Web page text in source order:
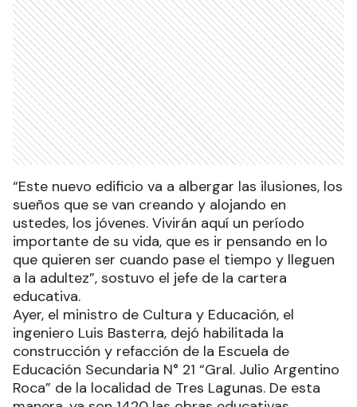
“Este nuevo edificio va a albergar las ilusiones, los
sueños que se van creando y alojando en
ustedes, los jóvenes. Vivirán aquí un período
importante de su vida, que es ir pensando en lo
que quieren ser cuando pase el tiempo y lleguen
a la adultez”, sostuvo el jefe de la cartera
educativa.
Ayer, el ministro de Cultura y Educación, el
ingeniero Luis Basterra, dejó habilitada la
construcción y refacción de la Escuela de
Educación Secundaria N° 21 “Gral. Julio Argentino
Roca” de la localidad de Tres Lagunas. De esta